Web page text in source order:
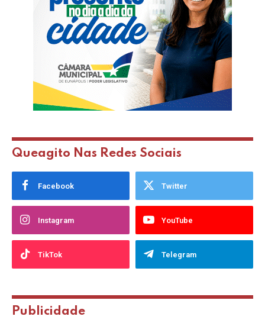
Queagito Nas Redes Sociais
Facebook Twitter
Instagram YouTube
TikTok Telegram
Publicidade